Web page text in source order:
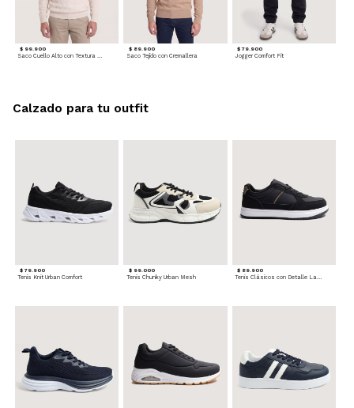
$ 99.900
Saco Cuello Alto con Textura Trenzada
$ 89.900
Saco Tejido con Cremallera
$ 79.900
Jogger Comfort Fit
$ 79.900
Tenis Knit Urban Comfort
$ 99.000
Tenis Chunky Urban Mesh
$ 89.900
Tenis Clásicos con Detalle Lateral
Calzado para tu outfit